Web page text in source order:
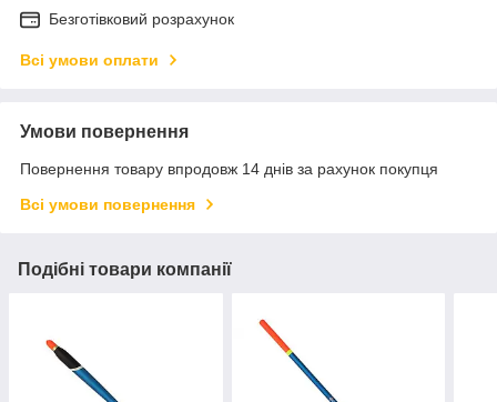
Безготівковий розрахунок
Всі умови оплати
Умови повернення
Повернення товару впродовж 14 днів за рахунок покупця
Всі умови повернення
Подібні товари компанії